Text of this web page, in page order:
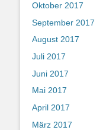
Oktober 2017
September 2017
August 2017
Juli 2017
Juni 2017
Mai 2017
April 2017
März 2017